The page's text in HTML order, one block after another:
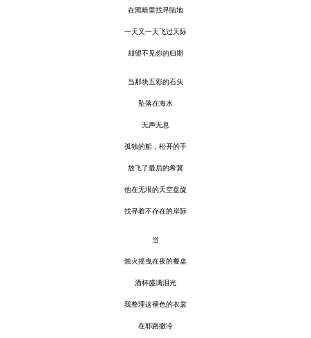
在黑暗里找寻陆地
一天又一天飞过天际
却望不见你的归期
当那块五彩的石头
坠落在海水
无声无息
孤独的船 ， 松开的手
放飞了最后的希冀
他在无垠的天空盘旋
找寻着不存在的岸际
当
烛火摇曳在夜的餐桌
酒杯盛满泪光
我整理这褪色的衣裳
在耶路撒冷